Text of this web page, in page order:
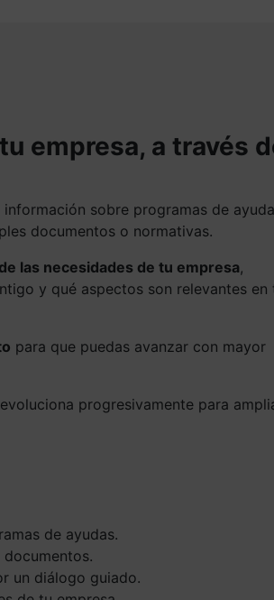
empresa, a través
sobre programas de
documentos o normativas.
las necesidades de tu empresa,
y qué aspectos son relevantes en
para que puedas avanzar con mayor
progresivamente para
de ayudas.
un diálogo guiado.